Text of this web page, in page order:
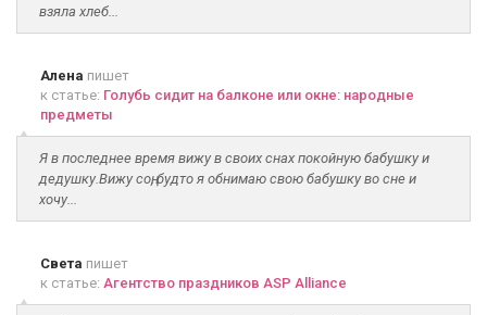
взяла хлеб...
Алена пишет
к статье: Голубь сидит на балконе или окне: народные
предметы
Я в последнее время вижу в своих снах покойную бабушку и
дедушку.Вижу соң, будто я обнимаю свою бабушку во сне и
хочу...
Света пишет
к статье: Агентство праздников ASP Alliance